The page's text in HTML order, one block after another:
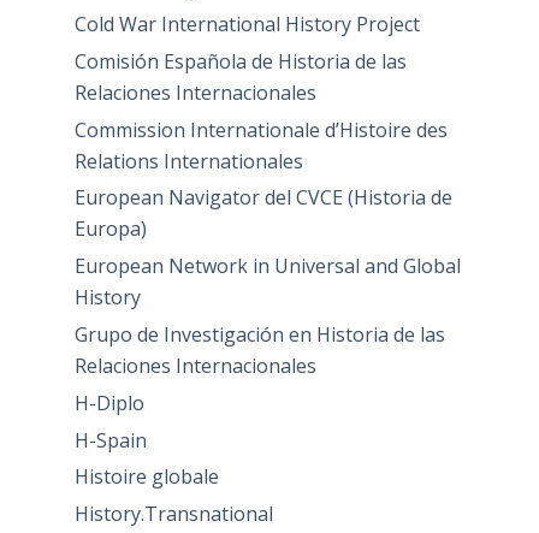
Cold War International History Project
Comisión Española de Historia de las
Relaciones Internacionales
Commission Internationale d’Histoire des
Relations Internationales
European Navigator del CVCE (Historia de
Europa)
European Network in Universal and Global
History
Grupo de Investigación en Historia de las
Relaciones Internacionales
H-Diplo
H-Spain
Histoire globale
History.Transnational